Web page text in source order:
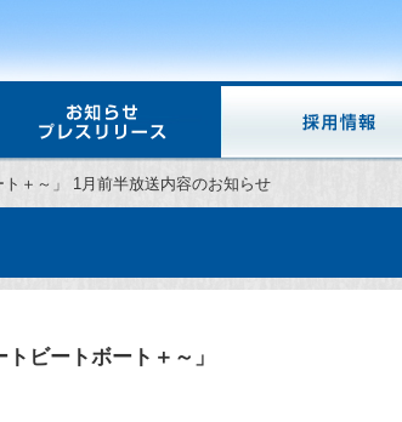
＋～」 1月前半放送内容のお知らせ
ビートボート＋～」